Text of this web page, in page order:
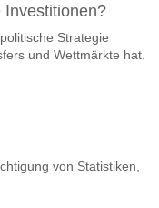
Investitionen?
Strategie
und Wettmärkte hat.
von Statistiken,